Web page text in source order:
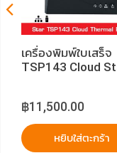
เครื่องพิมพ์ใบเสร็จ
TSP143 Cloud
฿11,500.00
หยิบใส่ตะกร้า